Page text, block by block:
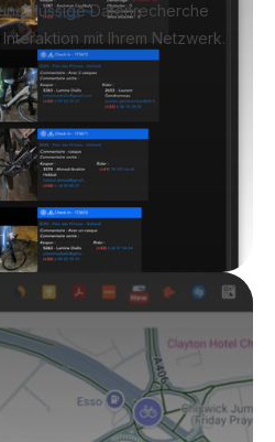
flüssige Datenrecherche
mit Ihrem Netzwerk.